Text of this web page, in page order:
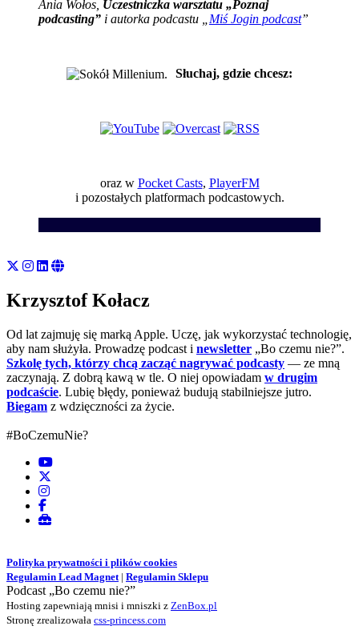
Ania Wołos, Uczestniczka warsztatu „Poznaj
podcasting” i autorka podcastu „ Miś Jogin podcast”
Słuchaj, gdzie chcesz:
oraz w Pocket Casts, PlayerFM
i pozostałych platformach podcastowych.
Krzysztof Kołacz
Od lat zajmuję się marką Apple. Uczę, jak wykorzystać technologię,
aby nam służyła. Prowadzę podcast i newsletter „Bo czemu nie?”.
Szkolę tych, którzy chcą zacząć nagrywać podcasty — ze mną
zaczynają. Z dobrą kawą w tle. O niej opowiadam w drugim
podcaście. Lubię błędy, ponieważ budują stabilniejsze jutro.
Biegam z wdzięczności za życie.
#BoCzemuNie?
Polityka prywatności i plików cookies
Regulamin Lead Magnet| Regulamin Sklepu
Podcast „Bo czemu nie?”
Hosting zapewniają mnisi i mniszki z ZenBox.pl
Stronę zrealizowała css-princess.com